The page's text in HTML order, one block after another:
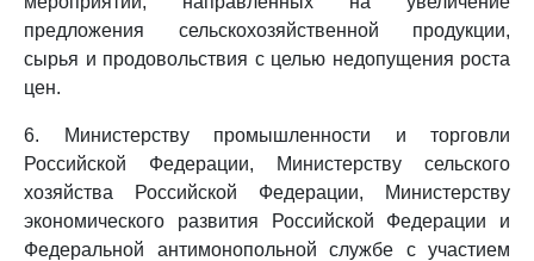
предложения сельскохозяйственной продукции,
сырья и продовольствия с целью недопущения роста
цен.
6. Министерству промышленности и торговли
Российской Федерации, Министерству сельского
хозяйства Российской Федерации, Министерству
экономического развития Российской Федерации и
Федеральной антимонопольной службе с участием